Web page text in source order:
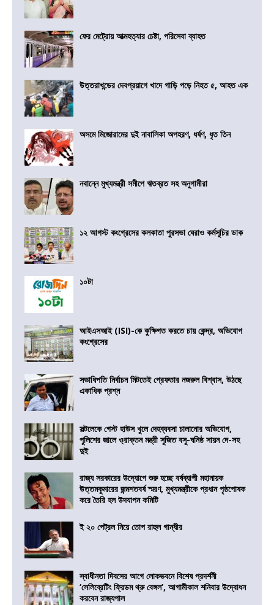
ফের মেট্রোয় আত্মহত্যার চেষ্টা, পরিসেবা ব্যাহত
উত্তরাখন্ডের দেবপ্রয়াগে খাদে গাড়ি পড়ে নিহত ৫, আহত এক
অসমে মিজোরামের দুই নাবালিকা অপহরণ, ধর্ষণ, ধৃত তিন
নবান্নে মুখ্যমন্ত্রী সমীপে ঋতব্রত সহ অনুগামীরা
১২ আগস্ট কংগ্রেসের কলকাতা পুরসভা ঘেরাও কর্মসূচির ডাক
১০টা
আইএসআই (ISI)-কে কুক্ষিগত করতে চায় কেন্দ্র, অভিযোগ
কংগ্রেসের
সভাধিপতি নির্বাচন মিটতেই গ্রেফতার নজরুল বিশ্বাস, উঠছে
একাধিক প্রশ্ন
সল্টলেকে গেস্ট হাউস খুলে দেহব্যবসা চালানোর অভিযোগ,
পুলিশের জালে ও্রাক্তন মন্ত্রী সুজিত বসু-ঘনিষ্ঠ সায়ন দে-সহ
দুই
রাজ্য সরকারের উদ্যোগে শুরু হচ্ছে বর্ষব্যাপী মহানায়ক
উত্তমকুমারের জন্মশতবর্ষ স্মরণ, মুখ্যমন্ত্রীকে প্রধান পৃষ্ঠপোষক
করে তৈরি হল উদযাপন কমিটি
ই ২০ পেট্রল নিয়ে তোপ রাহুল গান্ধীর
স্বাধীনতা দিবসের আগে লোকভবনে বিশেষ প্রদর্শনী
‘সেলিব্রেটিং ফ্রিডম থ্রু বেঙ্গল’, আগামীকাল শনিবার উদ্বোধন
করবেন রাজ্যপাল